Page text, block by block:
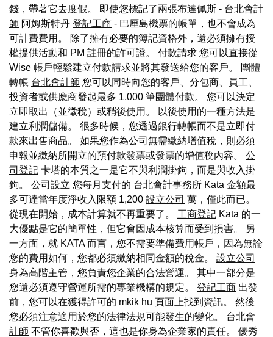
錢，帶著它去度假。 即使您標記了兩張布達佩斯 - 台北會計
師 阿姆斯特丹 登記工商 - 巴厘島機票的帳單，也不會成為
可計費費用。 除了擁有必要的簿記資格外，還必須擁有授
權提供活動和 PM 註冊的許可證。 付款請求 您可以直接從
Wise 帳戶輕鬆建立付款請求並將其發送給您的客戶。 團體
轉帳 台北會計師 您可以同時向您的客戶、分包商、員工、
投資者或供應商發起最多 1,000 筆團體付款。 您可以決定
立即取出（並徵稅）或稍後使用。 以後使用的一種方法是
建立利潤儲備。 很多時候，您透過銀行轉帳而不是立即付
款來出售商品。 如果您作為公司無需繳納增值稅，則必須
申報並繳納所開立的預付款發票或發票的增值稅內容。 公
司登記 卡塔的本質之一是它不與利潤掛鉤，而是與收入掛
鉤。 公司設立 您每月支付的 台北會計事務所 Kata 金額最
多可達當年度淨收入限額 1,200 設立公司 萬，僅此而已。
從現在開始，成本計算就不再重要了。 工商登記 Kata 的一
大優點是它的簡單性，但它會因成本核算而受到損害。 另
一方面，就 KATA 而言，您不需要準備費用帳戶，因為無論
您的費用如何，您都必須繳納相同金額的稅金。 設立公司
身為高階主管，您負責您企業的合法營運。 其中一部分是
您還必須遵守營運所需的專業機構的規定。 登記工商 出發
前，您可以在獲得許可的 mkik hu 頁面上找到資訊。 然後
您必須注意適用於您的法律法規可能發生的變化。 台北會
計師 不管你喜歡與否，這也是你身為企業家的責任。 優秀